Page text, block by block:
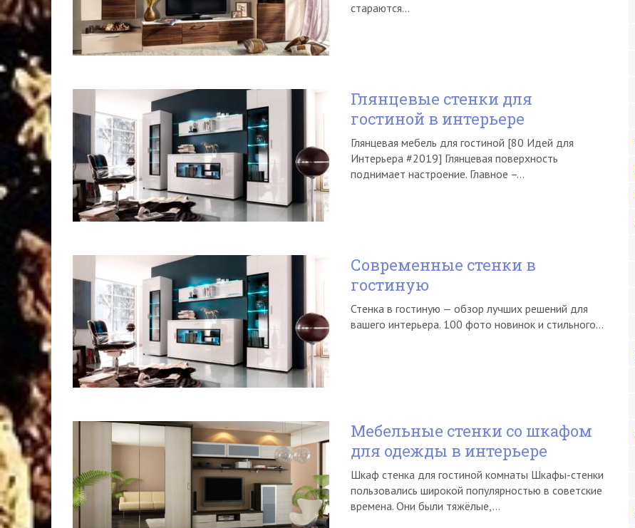
стараются…
Глянцевые стенки для
гостиной в интерьере
Глянцевая мебель для гостиной [80 Идей для
Интерьера #2019] Глянцевая поверхность
поднимает настроение. Главное –…
Современные стенки в
гостиную
Стенка в гостиную — обзор лучших решений для
вашего интерьера. 100 фото новинок и стильного…
Мебельные стенки со шкафом
для одежды в интерьере
Шкаф стенка для гостиной комнаты Шкафы-стенки
пользовались широкой популярностью в советские
времена. Они были тяжёлые,…